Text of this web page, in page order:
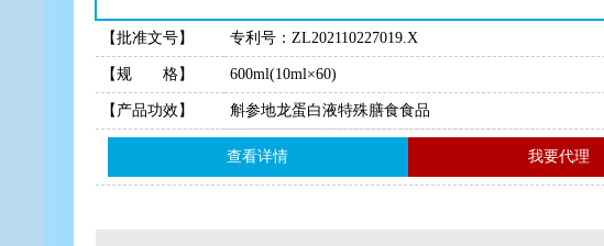
【批准文号】 专利号：ZL202110227019.X
【规 格】 600ml(10ml×60)
【产品功效】 斛参地龙蛋白液特殊膳食食品
查看详情 我要代理